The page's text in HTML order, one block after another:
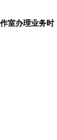
室办理业务时